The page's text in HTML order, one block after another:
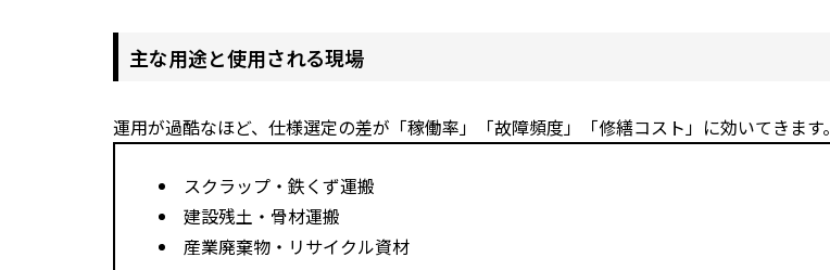
主な用途と使用される現場
運用が過酷なほど、仕様選定の差が「稼働率」「故障頻度」「修繕コスト」に効いてきます。
スクラップ・鉄くず運搬
建設残土・骨材運搬
産業廃棄物・リサイクル資材